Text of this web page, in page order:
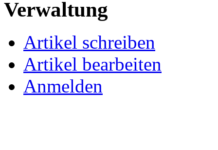
Verwaltung
Artikel schreiben
Artikel bearbeiten
Anmelden